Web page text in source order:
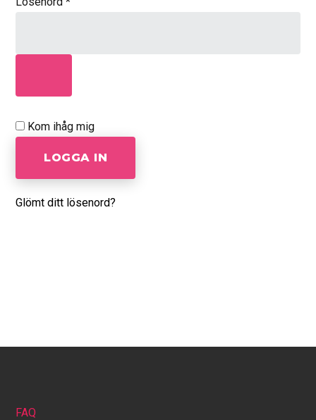
Kom ihåg mig
LOGGA IN
Glömt ditt lösenord?
FAQ